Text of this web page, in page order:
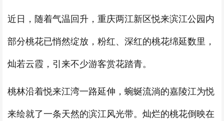
近日，随着气温回升，重庆两江新区悦来滨江公园内
部分桃花已悄然绽放，粉红、深红的桃花绵延数里，
灿若云霞，引来不少游客赏花踏青。
桃林沿着悦来江湾一路延伸，蜿蜒流淌的嘉陵江为悦
来绘就了一条天然的滨江风光带。灿烂的桃花倒映在